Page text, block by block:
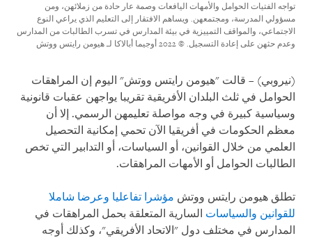
تواجه الفتيات الحوامل والأمهات اليافعات وصمة عار حادة من زملائهن، ومن
مسؤولي المدرسة، ومجتمعهن. ويساهم الافتقار إلى التعليم الذي يراعي النوع
الاجتماعي، والمواقف التمييزية في بيئة المدارس في تسرب الطالبات من المدارس
وعدم حثهن على إعادة التسجيل. © 2022 أوجيما أبالاكا لـ هيومن رايتس ووتش
(نيروبي) – قالت "هيومن رايتس ووتش" اليوم إن المراهقات
الحوامل في ثلث البلدان الأفريقية تقريبا يواجهن عقبات قانونية
وسياسية كبيرة في وجه مواصلة تعليمهن الرسمي. إلا أن
معظم الحكومات في أفريقيا الآن تحمي إمكانية التحصيل
العلمي من خلال القوانين، أو السياسات، أو التدابير التي تخص
الطالبات الحوامل أو الأمهات المراهقات.
تطلق هيومن رايتس ووتش مؤشرا تفاعليا وعرضا شاملا
للقوانين والسياسات السارية المتعلقة بحمل المراهقات في
المدارس في مختلف دول "الاتحاد الأفريقي"، وكذلك أوجه